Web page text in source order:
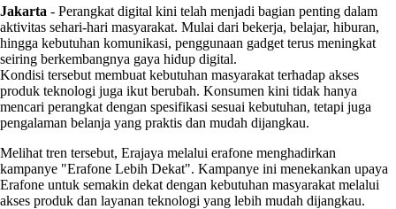
Jakarta - Perangkat digital kini telah menjadi bagian penting dalam
aktivitas sehari-hari masyarakat. Mulai dari bekerja, belajar, hiburan,
hingga kebutuhan komunikasi, penggunaan gadget terus meningkat
seiring berkembangnya gaya hidup digital.
Kondisi tersebut membuat kebutuhan masyarakat terhadap akses
produk teknologi juga ikut berubah. Konsumen kini tidak hanya
mencari perangkat dengan spesifikasi sesuai kebutuhan, tetapi juga
pengalaman belanja yang praktis dan mudah dijangkau.
Melihat tren tersebut, Erajaya melalui erafone menghadirkan
kampanye "Erafone Lebih Dekat". Kampanye ini menekankan upaya
Erafone untuk semakin dekat dengan kebutuhan masyarakat melalui
akses produk dan layanan teknologi yang lebih mudah dijangkau.